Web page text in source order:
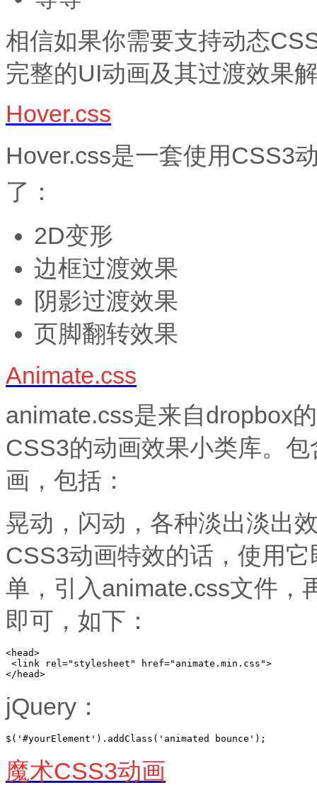
相信如果你需要支持动态
完整的UI动画及其过渡效果
Hover.css
Hover.css是一套使用CSS3
了：
2D变形
边框过渡效果
阴影过渡效果
页脚翻转效果
Animate.css
animate.css是来自dropbox
CSS3的动画效果小类库。
画，包括：
晃动，闪动，各种淡出淡出
CSS3动画特效的话，使用
单，引入animate.css文件，
即可，如下：
<head>
<link rel="stylesheet" href="animate.min.css">
</head>
jQuery：
$('#yourElement').addClass('animated bounce');
魔术CSS3动画